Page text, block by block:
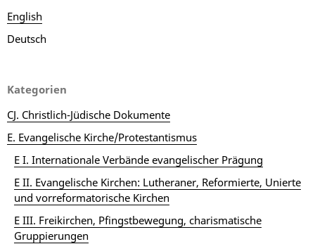
English
Deutsch
Kategorien
CJ. Christlich-Jüdische Dokumente
E. Evangelische Kirche/Protestantismus
E I. Internationale Verbände evangelischer Prägung
E II. Evangelische Kirchen: Lutheraner, Reformierte, Unierte
und vorreformatorische Kirchen
E III. Freikirchen, Pfingstbewegung, charismatische
Gruppierungen